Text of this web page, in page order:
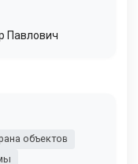
Павлович
объектов